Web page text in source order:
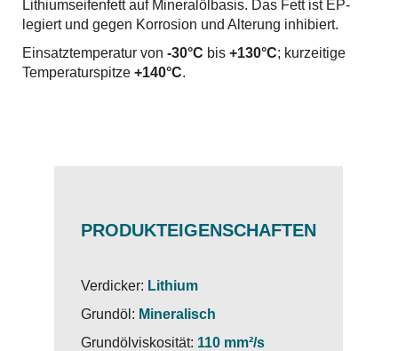
Lithiumseifenfett auf Mineralölbasis. Das Fett ist EP-
legiert und gegen Korrosion und Alterung inhibiert.
Einsatztemperatur von -30°C bis +130°C; kurzeitige
Temperaturspitze +140°C.
PRODUKTEIGENSCHAFTEN
Verdicker: Lithium
Grundöl: Mineralisch
Grundölviskosität: 110 mm²/s